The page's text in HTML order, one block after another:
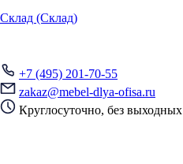
Склад (Склад)
+7 (495) 201-70-55
zakaz@mebel-dlya-ofisa.ru
Круглосуточно, без выходных